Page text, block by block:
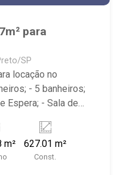
para
SP
locação no
- 5 banheiros;
Espera; - Sala de
Brasil
m² 627.01 m²
Const.